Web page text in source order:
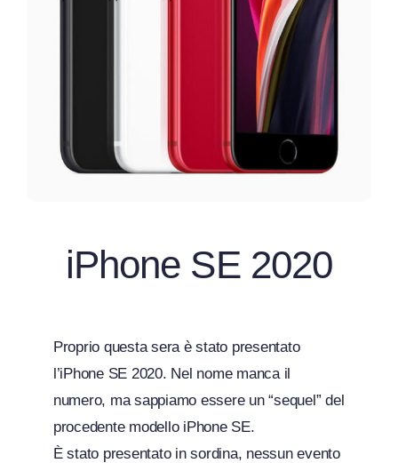
iPhone SE 2020
Proprio questa sera è stato presentato
l’iPhone SE 2020. Nel nome manca il
numero, ma sappiamo essere un “sequel” del
procedente modello iPhone SE.
È stato presentato in sordina, nessun evento